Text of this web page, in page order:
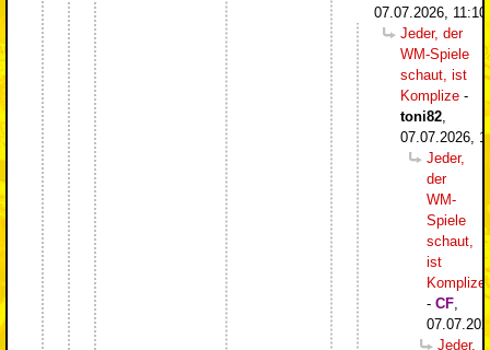
07.07.2026, 11:10
Jeder, der
WM-Spiele
schaut, ist
Komplize -
toni82,
07.07.2026,
Jeder,
der
WM-
Spiele
schaut,
ist
Komplize
- CF,
Jeder,